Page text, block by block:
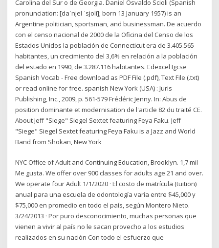
Carolina del Sur o de Georgia. Daniel Osvaldo Scioli (Spanish
pronunciation: [daˈnjel ˈsjoli]; born 13 January 1957) is an
Argentine politician, sportsman, and businessman. De acuerdo
con el censo nacional de 2000 de la Oficina del Censo de los
Estados Unidos la población de Connecticut era de 3.405.565
habitantes, un crecimiento del 3,6% en relación a la población
del estado en 1990, de 3.287.116 habitantes. Edexcel Igcse
Spanish Vocab - Free download as PDF File (.pdf), Text File (.txt)
or read online for free. spanish New York (USA) : Juris
Publishing, Inc., 2009, p. 561-579 Frédéric Jenny. In: Abus de
position dominante et modernisation de l'article 82 du traité CE.
About Jeff "Siege" Siegel Sextet featuring Feya Faku. Jeff
"Siege" Siegel Sextet featuring Feya Faku is a Jazz and World
Band from Shokan, New York
NYC Office of Adult and Continuing Education, Brooklyn. 1,7 mil
Me gusta. We offer over 900 classes for adults age 21 and over.
We operate four Adult 1/1/2020 · El costo de matrícula (tuition)
anual para una escuela de odontología varía entre $45,000 y
$75,000 en promedio en todo el país, según Montero Nieto.
3/24/2013 · Por puro desconocimiento, muchas personas que
vienen a vivir al país no le sacan provecho a los estudios
realizados en su nación Con todo el esfuerzo que